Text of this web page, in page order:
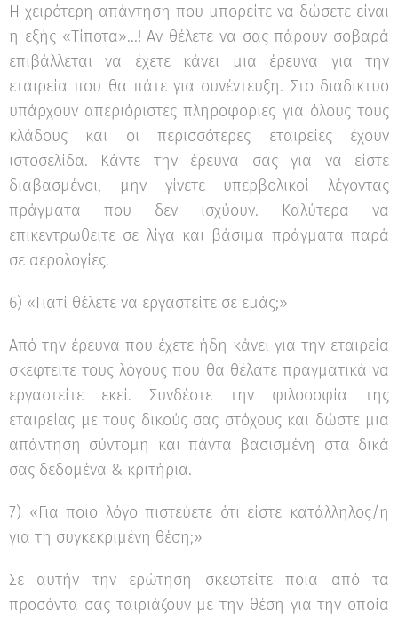
Η χειρότερη απάντηση που μπορείτε να δώσετε είναι
η εξής «Τίποτα»...! Αν θέλετε να σας πάρουν σοβαρά
επιβάλλεται να έχετε κάνει μια έρευνα για την
εταιρεία που θα πάτε για συνέντευξη. Στο διαδίκτυο
υπάρχουν απεριόριστες πληροφορίες για όλους τους
κλάδους και οι περισσότερες εταιρείες έχουν
ιστοσελίδα. Κάντε την έρευνα σας για να είστε
διαβασμένοι, μην γίνετε υπερβολικοί λέγοντας
πράγματα που δεν ισχύουν. Καλύτερα να
επικεντρωθείτε σε λίγα και βάσιμα πράγματα παρά
σε αερολογίες.
6) «Γιατί θέλετε να εργαστείτε σε εμάς;»
Από την έρευνα που έχετε ήδη κάνει για την εταιρεία
σκεφτείτε τους λόγους που θα θέλατε πραγματικά να
εργαστείτε εκεί. Συνδέστε την φιλοσοφία της
εταιρείας με τους δικούς σας στόχους και δώστε μια
απάντηση σύντομη και πάντα βασισμένη στα δικά
σας δεδομένα & κριτήρια.
7) «Για ποιο λόγο πιστεύετε ότι είστε κατάλληλος/η
για τη συγκεκριμένη θέση;»
Σε αυτήν την ερώτηση σκεφτείτε ποια από τα
προσόντα σας ταιριάζουν με την θέση για την οποία